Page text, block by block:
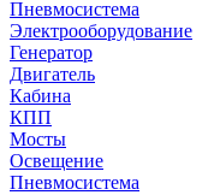
Пневмосистема
Электрооборудование
Генератор
Двигатель
Кабина
КПП
Мосты
Освещение
Пневмосистема